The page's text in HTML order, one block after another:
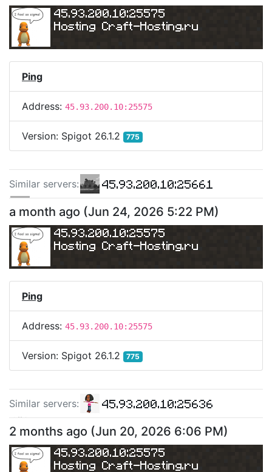
45.93.200.10:25647
45.93.200.10:25575
Hosting Craft-Hosting.ru
Ping
Address: 45.93.200.10:25575
Version: Spigot 26.1.2 775
Similar servers:
45.93.200.10:25661
45.93.200.10:25611
45.93.200.10:25602
a month ago (Jun 24, 2026 5:22 PM)
45.93.200.10:25575
Hosting Craft-Hosting.ru
Ping
Address: 45.93.200.10:25575
Version: Spigot 26.1.2 775
Similar servers:
45.93.200.10:25636
45.93.200.10:25629
45.93.200.10:25590
2 months ago (Jun 20, 2026 6:06 PM)
45.93.200.10:25575
Hosting Craft-Hosting.ru